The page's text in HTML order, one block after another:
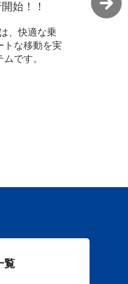
案内
まち歩きき
ナガシ
覧